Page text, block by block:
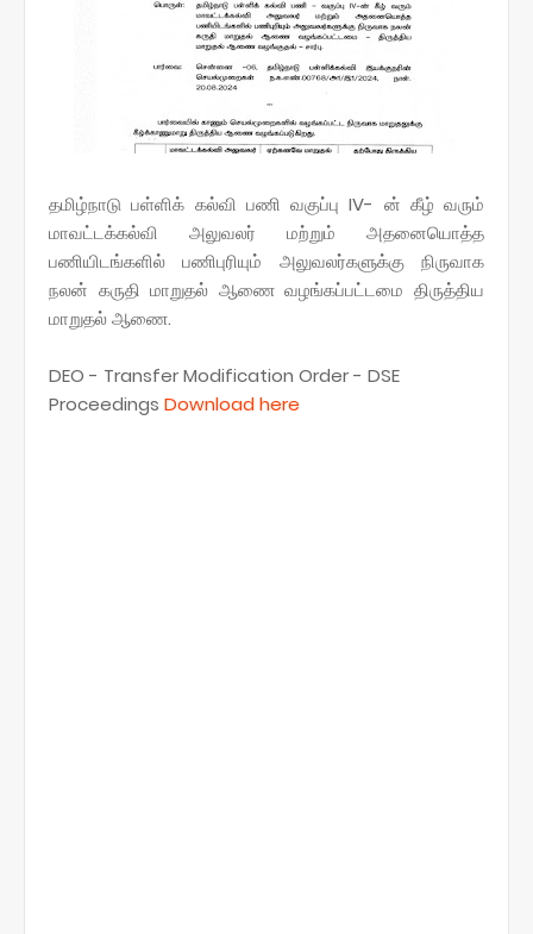
தமிழ்நாடு பள்ளிக் கல்வி பணி வகுப்பு IV- ன் கீழ் வரும்
மாவட்டக்கல்வி அலுவலர் மற்றும் அதனையொத்த
பணியிடங்களில் பணிபுரியும் அலுவலர்களுக்கு நிருவாக
நலன் கருதி மாறுதல் ஆணை வழங்கப்பட்டமை திருத்திய
மாறுதல் ஆணை.
DEO - Transfer Modification Order - DSE
Proceedings Download here